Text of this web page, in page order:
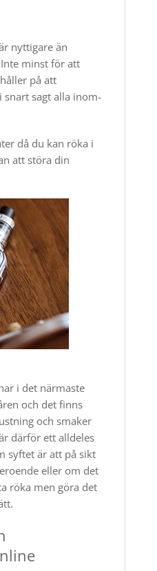
nyttigare än
minst för att
på att
sagt alla inom-
då du kan röka i
att störa din
i det närmaste
och det finns
och smaker
därför ett alldeles
syftet är att på sikt
eller om det
röka men göra det